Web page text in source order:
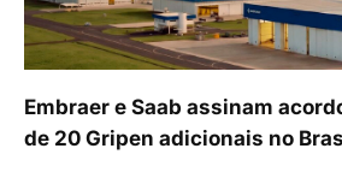
Embraer e Saab assinam
de 20 Gripen adicionais no